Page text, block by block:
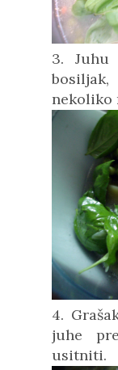
3. Juhu
nekoliko
4.
juhe
usitniti.